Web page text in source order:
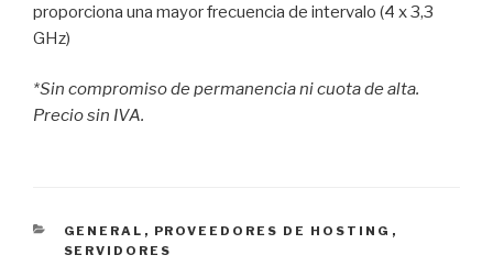
proporciona una mayor frecuencia de intervalo (4 x 3,3
GHz)
*Sin compromiso de permanencia ni cuota de alta.
Precio sin IVA.
CATEGORÍAS
GENERAL , PROVEEDORES DE HOSTING ,
SERVIDORES